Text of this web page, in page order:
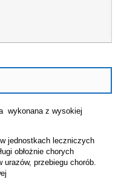
wykonana z wysokiej
jednostkach leczniczych
obłożnie chorych
urazów, przebiegu chorób.